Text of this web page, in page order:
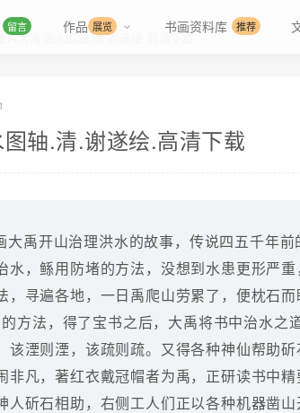
留言 作品 展览 书画资料库 推荐
人大禹治水图轴.清.谢遂绘.高清下载
轴.清.谢遂绘.高清下载
大禹开山治理洪水的故事，传说四五千年
水，鲧用防堵的方法，没想到水患更形严
，寻遍各地，一日禹爬山劳累了，便枕石
方法，得了宝书之后，大禹将书中治水之
该湮则湮，该疏则疏。又得各种神仙帮助
非凡，著红衣戴冠帽者为禹，正研读书中
人斫石相助，右侧工人们正以各种机器凿